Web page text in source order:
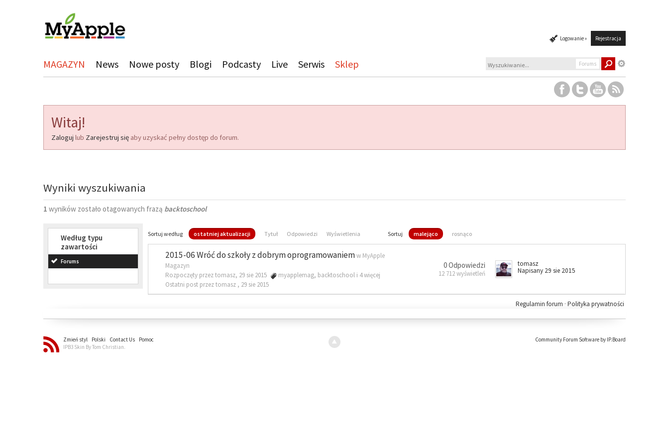
Logowanie » Rejestracja
MAGAZYN News Nowe posty Blogi Podcasty Live Serwis Sklep Forums
Witaj!
Zaloguj lub Zarejestruj się aby uzyskać pełny dostęp do forum.
Wyniki wyszukiwania
1 wyników zostało otagowanych frazą backtoschool
Według typu
zawartości
Forums
Sortuj według ostatniej aktualizacji Tytuł Odpowiedzi Wyświetlenia Sortuj malejąco rosnąco
2015-06 Wróć do szkoły z dobrym oprogramowaniemw MyApple
Magazyn
Rozpoczęty przez tomasz, 29 sie 2015
myapplemag, backtoschool i 4 więcej
Ostatni post przez tomasz , 29 sie 2015
0 Odpowiedzi
12 712 wyświetleń
tomasz
Napisany 29 sie 2015
Polityka prywatności
Regulamin forum ·
Zmień styl Polski Contact Us
Pomoc
IPB3 Skin By Tom Christian.
Community Forum Software by IP.Board